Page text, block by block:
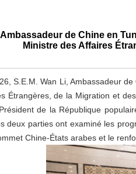
de Chine en
Ministre des Affaires
Wan Li, Ambassadeur de
Étrangères, de la Migration et
de la République
deux parties ont examiné les
Chine-États arabes et le